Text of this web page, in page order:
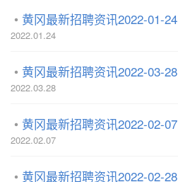
黄冈最新招聘资讯2022-01-24
2022.01.24
黄冈最新招聘资讯2022-03-28
2022.03.28
黄冈最新招聘资讯2022-02-07
2022.02.07
黄冈最新招聘资讯2022-02-28